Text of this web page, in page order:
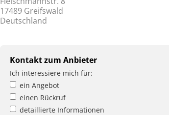
17489 Greifswald
Deutschland
Kontakt zum Anbieter
Ich interessiere mich für:
ein Angebot
einen Rückruf
detaillierte Informationen